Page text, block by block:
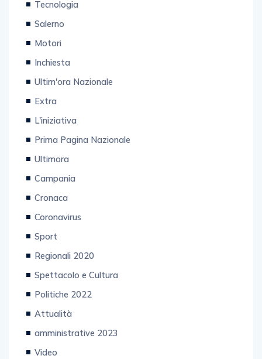
Tecnologia
Salerno
Motori
Inchiesta
Ultim'ora Nazionale
Extra
L'iniziativa
Prima Pagina Nazionale
Ultimora
Campania
Cronaca
Coronavirus
Sport
Regionali 2020
Spettacolo e Cultura
Politiche 2022
Attualità
amministrative 2023
Video